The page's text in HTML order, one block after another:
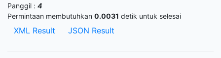
Panggil : 4
Permintaan membutuhkan 0.0031 detik untuk selesai
XML Result JSON Result